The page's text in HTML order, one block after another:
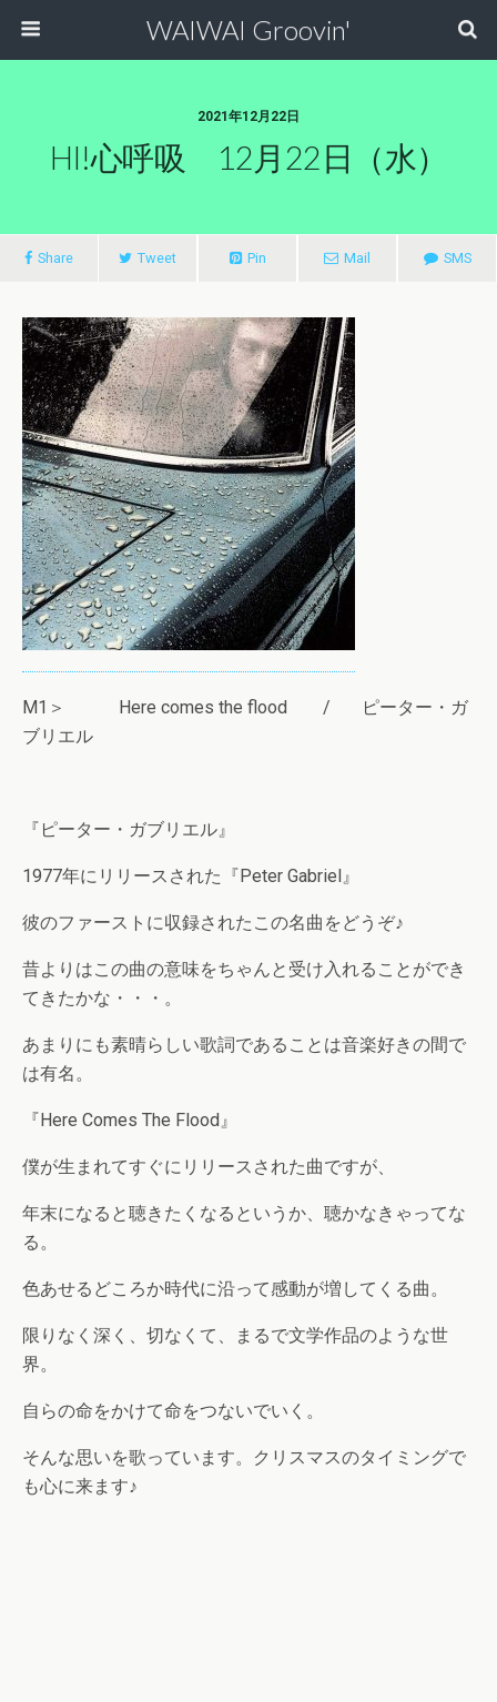
WAIWAI Groovin'
2021年12月22日
HI!心呼吸 12月22日（水）
Share Tweet Pin Mail SMS
M1＞ Here comes the flood / ピーター・ガ
ブリエル
『ピーター・ガブリエル』
1977年にリリースされた『Peter Gabriel』
彼のファーストに収録されたこの名曲をどうぞ♪
昔よりはこの曲の意味をちゃんと受け入れることができ
てきたかな・・・。
あまりにも素晴らしい歌詞であることは音楽好きの間で
は有名。
『Here Comes The Flood』
僕が生まれてすぐにリリースされた曲ですが、
年末になると聴きたくなるというか、聴かなきゃってな
る。
色あせるどころか時代に沿って感動が増してくる曲。
限りなく深く、切なくて、まるで文学作品のような世
界。
自らの命をかけて命をつないでいく。
そんな思いを歌っています。クリスマスのタイミングで
も心に来ます♪